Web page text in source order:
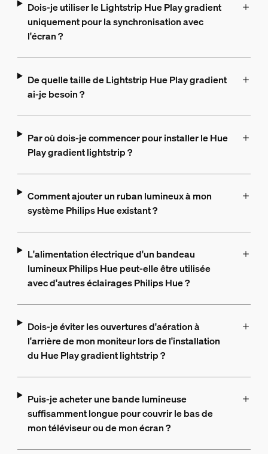
Dois-je utiliser le Lightstrip Hue Play gradient
uniquement pour la synchronisation avec
l'écran ?
De quelle taille de Lightstrip Hue Play gradient
ai-je besoin ?
Par où dois-je commencer pour installer le Hue
Play gradient lightstrip ?
Comment ajouter un ruban lumineux à mon
système Philips Hue existant ?
L'alimentation électrique d'un bandeau
lumineux Philips Hue peut-elle être utilisée
avec d'autres éclairages Philips Hue ?
Dois-je éviter les ouvertures d'aération à
l'arrière de mon moniteur lors de l'installation
du Hue Play gradient lightstrip ?
Puis-je acheter une bande lumineuse
suffisamment longue pour couvrir le bas de
mon téléviseur ou de mon écran ?